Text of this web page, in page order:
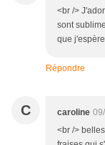
<br />
sont
que
Répondre
C caroline
<br />